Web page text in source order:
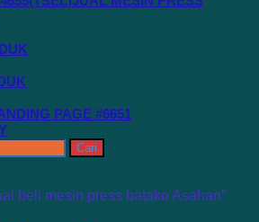
PAGE #6651
beli mesin press batako Asahan”